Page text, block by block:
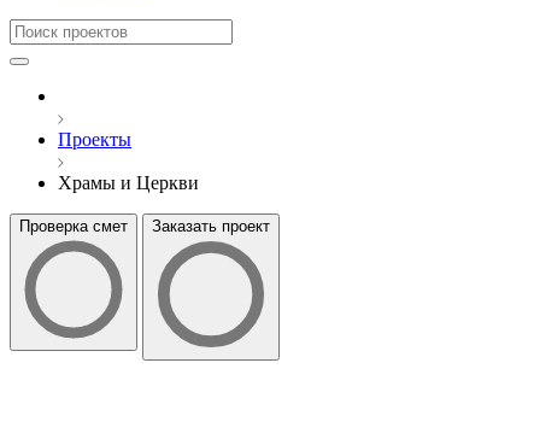
Проекты
Храмы и Церкви
Проверка смет Заказать проект